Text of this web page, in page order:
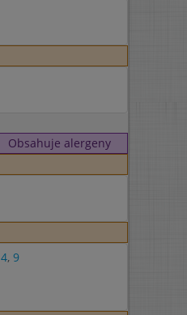
Obsahuje alergeny
4, 9